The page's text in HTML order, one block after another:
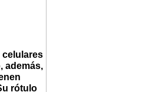
celulares
además,
rótulo